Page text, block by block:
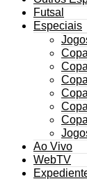
Futsal
Especiais
Ao Vivo
WebTV